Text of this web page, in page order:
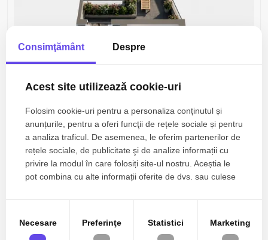
APARTAMENT CU TERASA GENEROASA SI VEDERE
CATRE LAC!
Bucuresti, Pantelimon 99.950€+ TVA
Consimţământ Despre
Acest site utilizează cookie-uri
Folosim cookie-uri pentru a personaliza conținutul și
anunțurile, pentru a oferi funcţii de rețele sociale și pentru
a analiza traficul. De asemenea, le oferim partenerilor de
rețele sociale, de publicitate şi de analize informații cu
privire la modul în care folosiți site-ul nostru. Aceștia le
pot combina cu alte informații oferite de dvs. sau culese
Necesare Preferinţe Statistici Marketing